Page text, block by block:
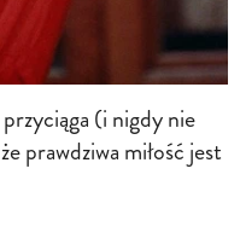
(i nigdy nie
prawdziwa miłość jest